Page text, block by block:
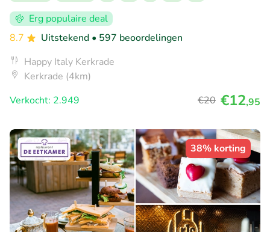
Erg populaire deal
8.7
Uitstekend • 597 beoordelingen
Happy Italy Kerkrade
Kerkrade (4km)
Verkocht: 2.949
€20 €12,95
38% korting